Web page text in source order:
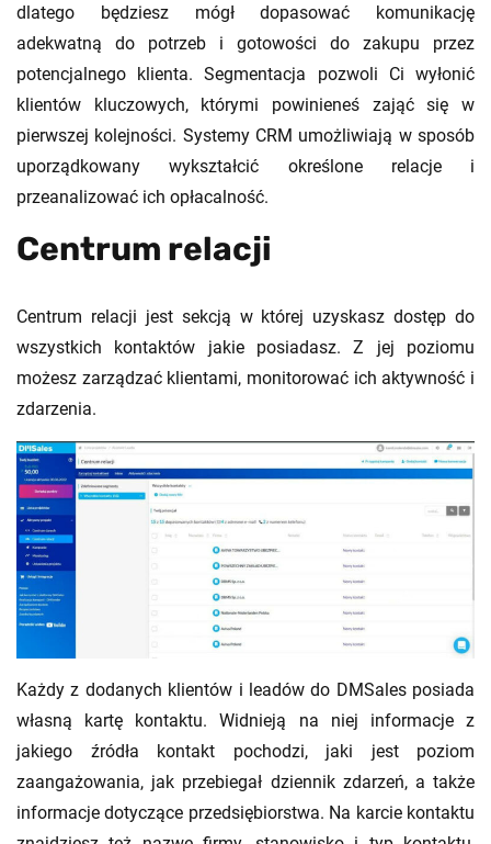
dlatego będziesz mógł dopasować komunikację
adekwatną do potrzeb i gotowości do zakupu przez
potencjalnego klienta. Segmentacja pozwoli Ci wyłonić
klientów kluczowych, którymi powinieneś zająć się w
pierwszej kolejności. Systemy CRM umożliwiają w sposób
uporządkowany wykształcić określone relacje i
przeanalizować ich opłacalność.
Centrum relacji
Centrum relacji jest sekcją w której uzyskasz dostęp do
wszystkich kontaktów jakie posiadasz. Z jej poziomu
możesz zarządzać klientami, monitorować ich aktywność i
zdarzenia.
Każdy z dodanych klientów i leadów do DMSales posiada
własną kartę kontaktu. Widnieją na niej informacje z
jakiego źródła kontakt pochodzi, jaki jest poziom
zaangażowania, jak przebiegał dziennik zdarzeń, a także
informacje dotyczące przedsiębiorstwa. Na karcie kontaktu